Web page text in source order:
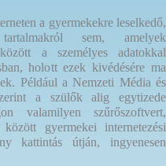
a gyermekekre leselkedő,
sem, amelyek
a személyes adatokkal
holott ezek kivédésére ma
Például a Nemzeti Média és
a szülők alig egytizede
valamilyen szűrőszoftvert,
gyermekei internetezési
kattintás útján, ingyenesen